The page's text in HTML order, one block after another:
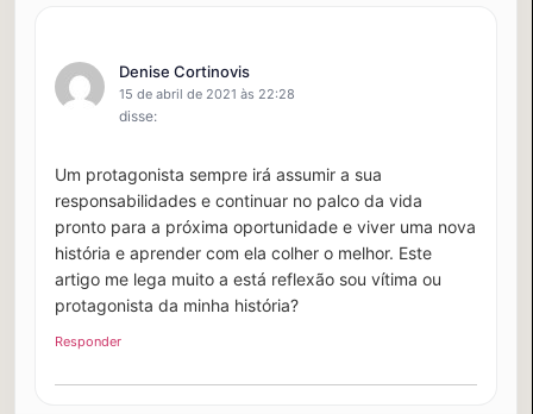
Denise Cortinovis
disse:
15 de abril de 2021 às 22:28
Um protagonista sempre irá assumir a sua
responsabilidades e continuar no palco da vida
pronto para a próxima oportunidade e viver uma nova
história e aprender com ela colher o melhor. Este
artigo me lega muito a está reflexão sou vítima ou
protagonista da minha história?
Responder